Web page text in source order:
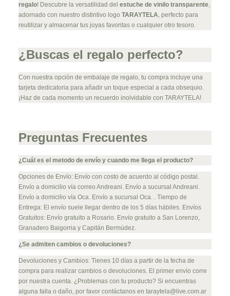
regalo! Descubre la versatilidad del estuche de vinilo transparente,
adornado con nuestro distintivo logo TARAYTELA, perfecto para
reutilizar y almacenar tus joyas favoritas o cualquier otro tesoro.
¿Buscas el regalo perfecto?
Con nuestra opción de embalaje de regalo, tu compra incluye una
tarjeta dedicatoria para añadir un toque especial a cada obsequio.
¡Haz de cada momento un recuerdo inolvidable con TARAYTELA!
Preguntas Frecuentes
¿Cuál es el metodo de envío y cuando me llega el producto?
Opciones de Envío: Envío con costo de acuerdo al código postal.
Envío a domicilio vía correo Andreani. Envío a sucursal Andreani.
Envío a domicilio vía Oca. Envío a sucursal Oca. . Tiempo de
Entrega: El envío suele llegar dentro de los 5 días hábiles. Envíos
Gratuitos: Envío gratuito a Rosario. Envío gratuito a San Lorenzo,
Granadero Baigorria y Capitán Bermúdez.
¿Se admiten cambios o devoluciones?
Devoluciones y Cambios: Tienes 10 días a partir de la fecha de
compra para realizar cambios o devoluciones. El primer envío corre
por nuestra cuenta. ¿Problemas con tu producto? Si encuentras
alguna falla o daño, por favor contáctanos en taraytela@live.com.ar